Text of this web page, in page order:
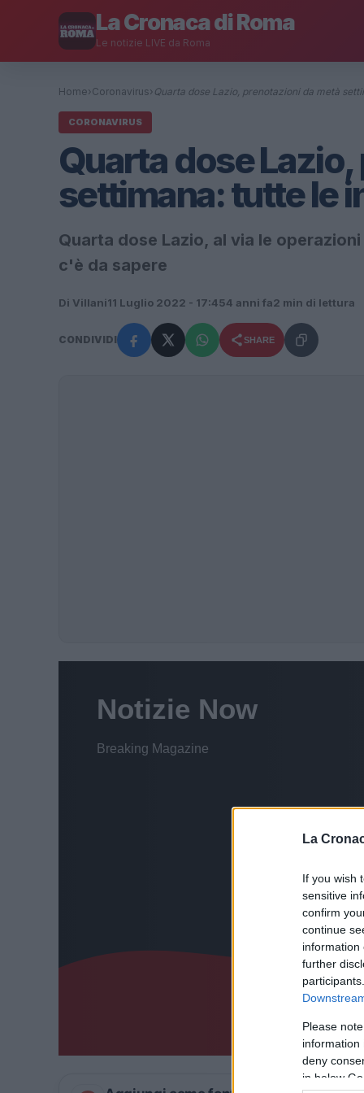
La
If you wish
sensitive
confirm
continue
information
further
Please
information
deny
in below
La Cronaca di Roma
Le notizie LIVE da Roma
Home› Coronavirus› Quarta dose Lazio, prenotazioni da metà
CORONAVIRUS
Quarta dose
settimana: tutte le
Quarta dose Lazio, al via le
c'è da sapere
Di Villani11 Luglio 2022 - 17:454 anni fa2 min di lettura
CONDIVIDI SHARE